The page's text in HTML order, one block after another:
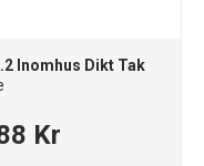
Inomhus Dikt Tak
Kr